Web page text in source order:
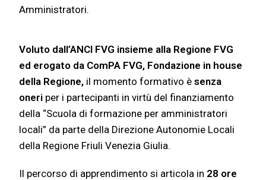
Amministratori.
Voluto dall’ANCI FVG insieme alla Regione FVG
ed erogato da ComPA FVG, Fondazione in house
della Regione, il momento formativo èsenza
oneri per i partecipanti in virtù del finanziamento
della “Scuola di formazione per amministratori
locali” da parte della Direzione Autonomie Locali
della Regione Friuli Venezia Giulia.
Il percorso di apprendimento si articola in 28 ore